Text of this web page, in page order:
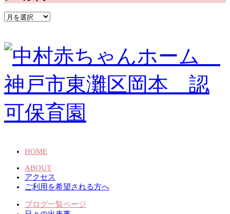
ア
イ
HOME
ABOUT
アクセス
ご利用を希望される方へ
ブログ一覧ページ